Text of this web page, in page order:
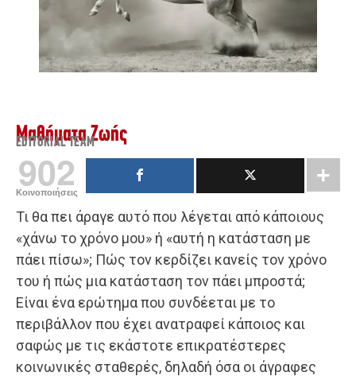
Μαθήματα Ζωής
EDITORIAL TEAM
902
Κοινοποιήσεις
Τι θα πει άραγε αυτό που λέγεται από κάποιους
«χάνω το χρόνο μου» ή «αυτή η κατάσταση με
πάει πίσω»; Πώς τον κερδίζει κανείς τον χρόνο
του ή πώς μια κατάσταση τον πάει μπροστά;
Είναι ένα ερώτημα που συνδέεται με το
περιβάλλον που έχει ανατραφεί κάποιος και
σαφώς με τις εκάστοτε επικρατέστερες
κοινωνικές σταθερές, δηλαδή όσα οι άγραφες